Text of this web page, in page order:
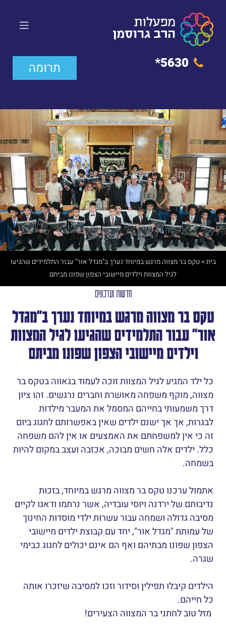
5630* תרומה
בית>טקס בר מצווה מרגש במיוחד נערך ב"מגדל אור" עבור התלמידים שהגיעו
לגיל המצוות וילדים מיישובי הצפון שפונו מביתם
חדשות ועדכונים
טקס בר מצווה מרגש במיוחד נערך ב"מגדל
אור" עבור התלמידים שהגיעו לגיל המצוות
וילדים מיישובי הצפון שפונו מביתם
כל ילד המגיע לגיל המצוות זוכה לעמוד בגאווה בטקס בר
מצווה, מוקף משפחה מאושרת וחברים נרגשים. זהו ציון
דרך משמעותי בחייהם המסמל את המעבר מילדות
לבגרות, אך אך ישנם ילדים שאין באפשרותם לחגוג ביום
זה כי אין למשפחתם את האמצעים או אין להם משפחה
כלל. ילדים אלה חשים מבוכה, אכזבה ועצב במקום להיות
בשמחה.
אתמול ערכנו טקס בר מצווה מרגש במיוחד, בזכות
נדיבותם של ירדנה ויוסי עובדיה, אשר נרתמו ודאגו לקיים
מסיבה גדולה ושמחה עבור עשרות ילדי מוסדות החינוך
של עמותת "מגדל אור", יחד עם קבוצת ילדים מיישובי
הצפון שפונו מבתיהם ואף הם אינם יכולים לחגוג כבימי
שגרה.
הילדים קיבלו תפילין וסידור וזכו למסיבה שיזכרו אותה
כל חייהם.
מזל טוב לחתני בר המצווה הצעירים!